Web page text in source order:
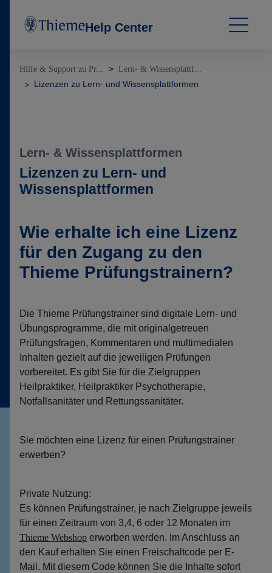
Help Center
Hilfe & Support zu Pr... Lern- & Wissensplattf...
Lizenzen zu Lern- und Wissensplattformen
Lern- & Wissensplattformen
Lizenzen zu Lern- und
Wissensplattformen
Wie erhalte ich eine Lizenz
für den Zugang zu den
Thieme Prüfungstrainern?
Die Thieme Prüfungstrainer sind digitale Lern- und
Übungsprogramme, die mit originalgetreuen
Prüfungsfragen, Kommentaren und multimedialen
Inhalten gezielt auf die jeweiligen Prüfungen
vorbereitet. Es gibt Sie für die Zielgruppen
Heilpraktiker, Heilpraktiker Psychotherapie,
Notfallsanitäter und Rettungssanitäter.
Sie möchten eine Lizenz für einen Prüfungstrainer
erwerben?
Private Nutzung:
Es können Prüfungstrainer, je nach Zielgruppe jeweils
für einen Zeitraum von 3,4, 6 oder 12 Monaten im
Thieme Webshop erworben werden. Im Anschluss an
den Kauf erhalten Sie einen Freischaltcode per E-
Mail. Mit diesem Code können Sie die Inhalte sofort